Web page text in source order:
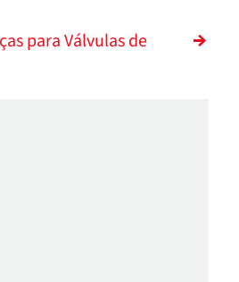
para Válvulas de